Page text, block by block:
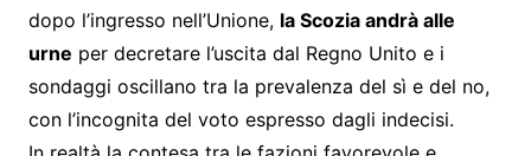
dopo l’ingresso nell’Unione, la Scozia andrà alle
urne per decretare l’uscita dal Regno Unito e i
sondaggi oscillano tra la prevalenza del sì e del no,
con l’incognita del voto espresso dagli indecisi.